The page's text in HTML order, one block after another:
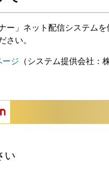
ー」ネット配信システム
さい。
ージ （システム提供会社
い